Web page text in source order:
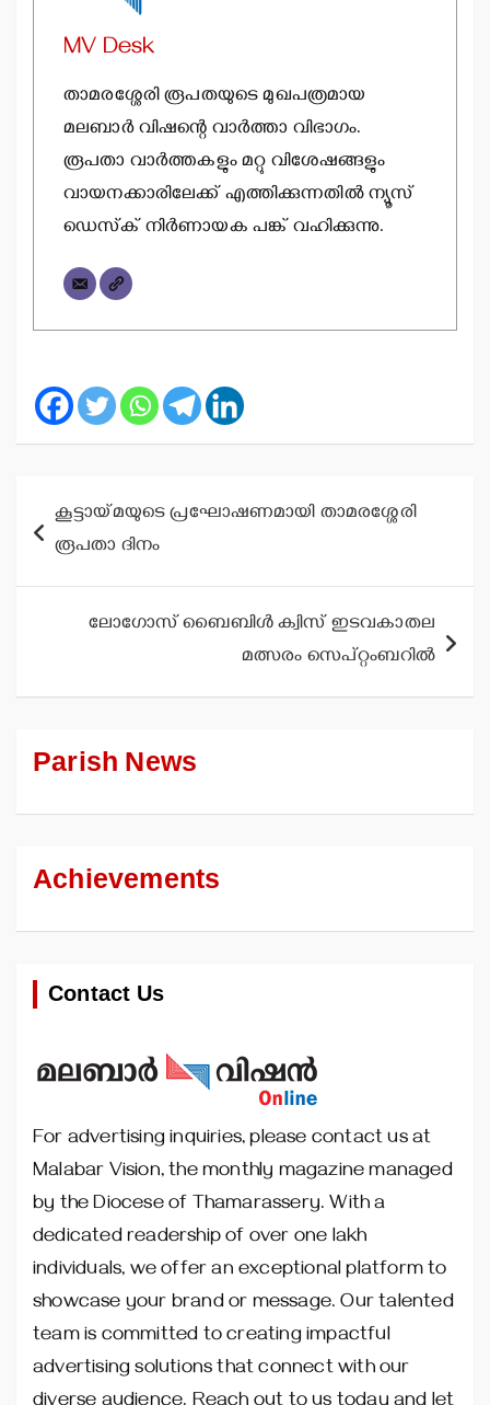
MV Desk
താമരശ്ശേരി രൂപതയുടെ മുഖപത്രമായ
മലബാര്‍ വിഷന്റെ വാര്‍ത്താ വിഭാഗം.
രൂപതാ വാര്‍ത്തകളും മറ്റു വിശേഷങ്ങളും
വായനക്കാരിലേക്ക് എത്തിക്കുന്നതില്‍ ന്യൂസ്
ഡെസ്‌ക് നിര്‍ണായക പങ്ക് വഹിക്കുന്നു.
navigation
കൂട്ടായ്മയുടെ പ്രഘോഷണമായി താമരശ്ശേരി
രൂപതാ ദിനം
ലോഗോസ് ബൈബിള്‍ ക്വിസ് ഇടവകാതല
മത്സരം സെപ്റ്റംബറില്‍
Parish News
Achievements
Contact Us
For advertising inquiries, please contact us at
Malabar Vision, the monthly magazine managed
by the Diocese of Thamarassery. With a
dedicated readership of over one lakh
individuals, we offer an exceptional platform to
showcase your brand or message. Our talented
team is committed to creating impactful
advertising solutions that connect with our